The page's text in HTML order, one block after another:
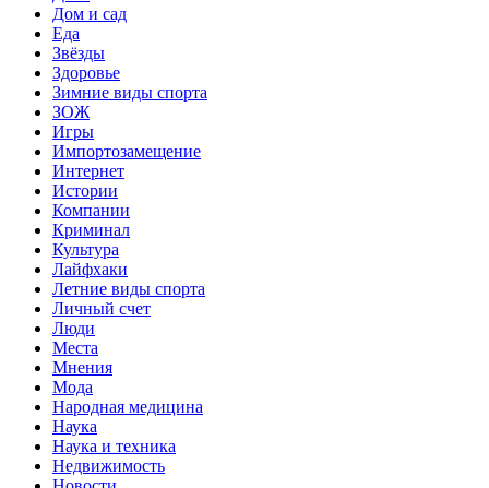
Дом и сад
Еда
Звёзды
Здоровье
Зимние виды спорта
ЗОЖ
Игры
Импортозамещение
Интернет
Истории
Компании
Криминал
Культура
Лайфхаки
Летние виды спорта
Личный счет
Люди
Места
Мнения
Мода
Народная медицина
Наука
Наука и техника
Недвижимость